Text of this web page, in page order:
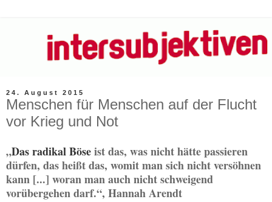
24. August 2015
Menschen für Menschen auf der Flucht
vor Krieg und Not
„Das radikal Böseist das, was nicht hätte passieren
dürfen, das heißt das, womit man sich nicht versöhnen
kann [...] woran man auch nicht schweigend
vorübergehen darf.“, Hannah Arendt